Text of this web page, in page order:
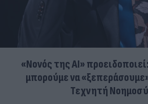
«Νονός της AI»
μπορούμε να
Τεχνητή